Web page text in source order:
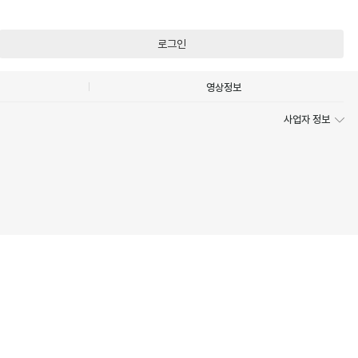
로그인
영상정보
사업자 정보